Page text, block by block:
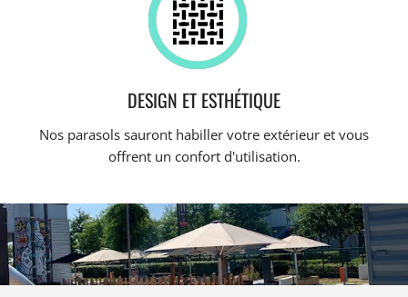
DESIGN ET ESTHÉTIQUE
Nos parasols sauront habiller votre extérieur et vous
offrent un confort d'utilisation.